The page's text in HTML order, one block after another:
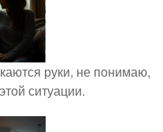
руки, не понимаю,
ситуации.